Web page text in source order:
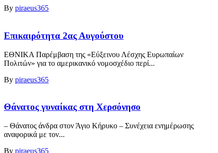
By piraeus365
Επικαιρότητα 2ας Αυγούστου
ΕΘΝΙΚΑ Παρέμβαση της «Εύξεινου Λέσχης Ευρωπαίων
Πολιτών» για το αμερικανικό νομοσχέδιο περί...
By piraeus365
Θάνατος γυναίκας στη Χερσόνησο
– Θάνατος άνδρα στον Άγιο Κήρυκο – Συνέχεια ενημέρωσης
αναφορικά με τον...
By piraeus365